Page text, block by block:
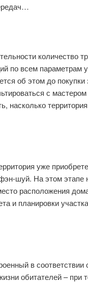
количество
по всем параметрам
об этом до
с
насколько
уже
шуй. На этом
расположения
и планировки
в
обитателей – при